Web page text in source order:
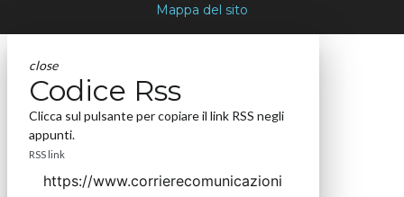
Mappa del sito
close
Codice Rss
Clicca sul pulsante per copiare il link RSS negli
appunti.
RSS link